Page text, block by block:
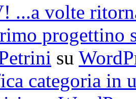
...a volte
progettino
su
categoria in